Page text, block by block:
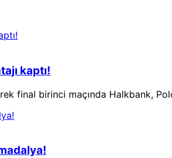
kaptı!
final birinci maçında Halkbank,